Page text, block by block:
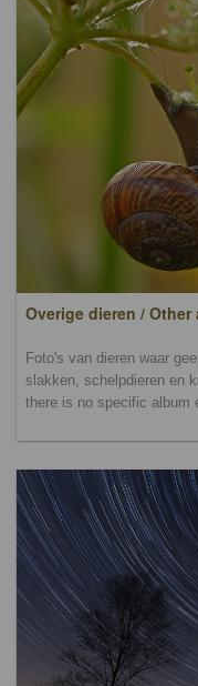
Overige dieren / Other
Foto's van dieren waar
slakken, schelpdieren en
there is no specific album